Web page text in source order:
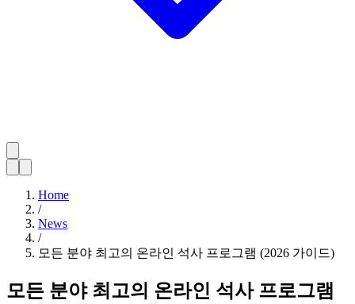
Home
/
News
/
모든 분야 최고의 온라인 석사 프로그램 (2026 가이드)
모든 분야 최고의 온라인 석사 프로그램